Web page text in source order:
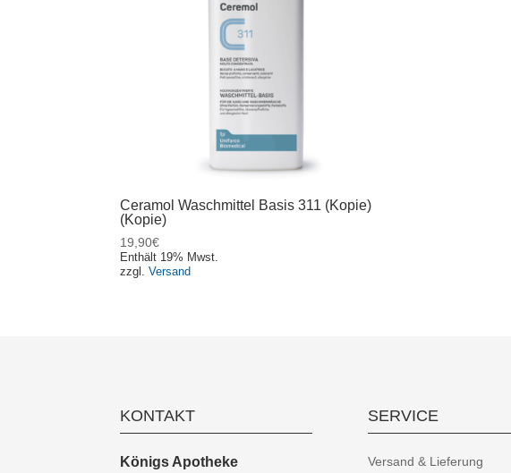
Ceramol Waschmittel Basis 311 (Kopie)
(Kopie)
19,90€
Enthält 19% Mwst.
zzgl.Versand
KONTAKT
Königs Apotheke
SERVICE
Versand & Lieferung